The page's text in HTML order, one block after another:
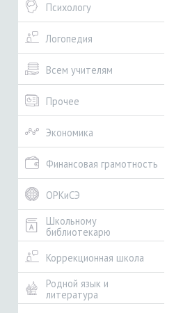
Психологу
Логопедия
Всем учителям
Прочее
Экономика
Финансовая грамотность
ОРКиСЭ
Школьному
библиотекарю
Коррекционная школа
Родной язык и
литература